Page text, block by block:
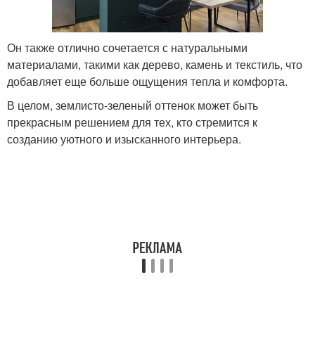
Он также отлично сочетается с натуральными
материалами, такими как дерево, камень и текстиль, что
добавляет еще больше ощущения тепла и комфорта.
В целом, землисто-зеленый оттенок может быть
прекрасным решением для тех, кто стремится к
созданию уютного и изысканного интерьера.